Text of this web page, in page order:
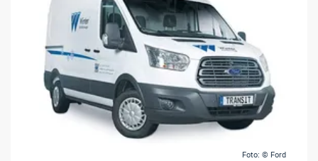
Foto: © Ford